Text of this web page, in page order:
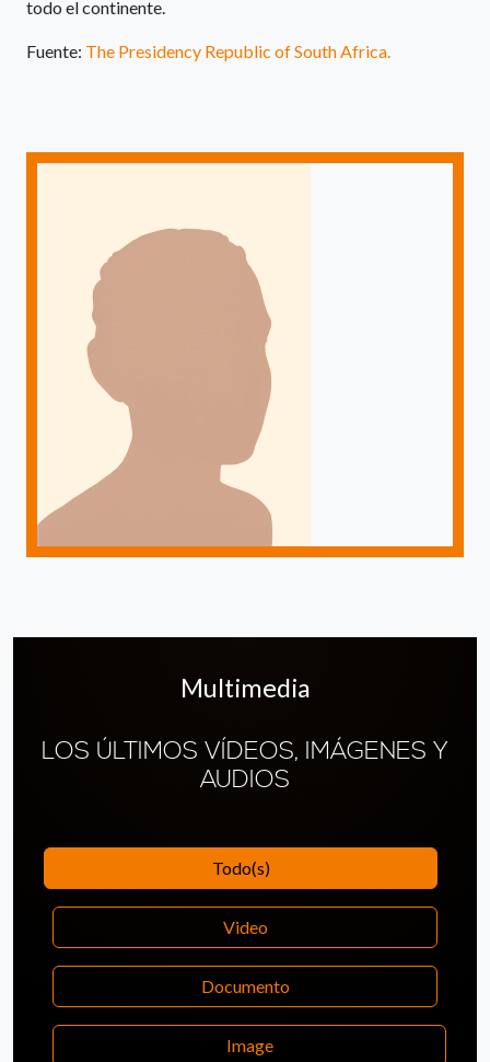
todo el continente.
Fuente: The Presidency Republic of South Africa.
Multimedia
LOS ÚLTIMOS VÍDEOS, IMÁGENES Y
AUDIOS
Todo(s)
Video
Documento
Image